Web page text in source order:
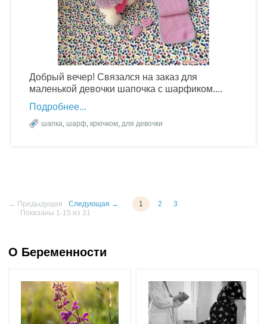
Добрый вечер! Связался на заказ для
маленькой девочки шапочка с шарфиком....
Подробнее
шапка, шарф, крючком, для девочки
← Предыдущая Следующая → 1 2
3
Показаны 1-15 из 31
О Беременности